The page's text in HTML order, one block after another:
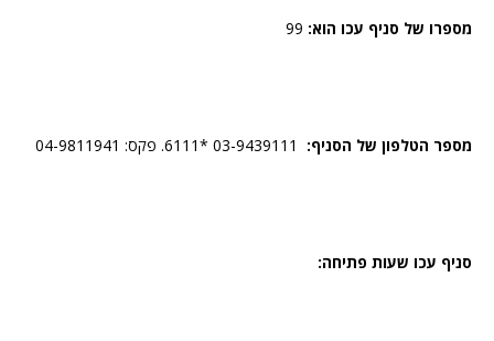
מספרו של סניף עכו הוא:
מספר הטלפון של הסניף:
סניף עכו שעות פתיחה: